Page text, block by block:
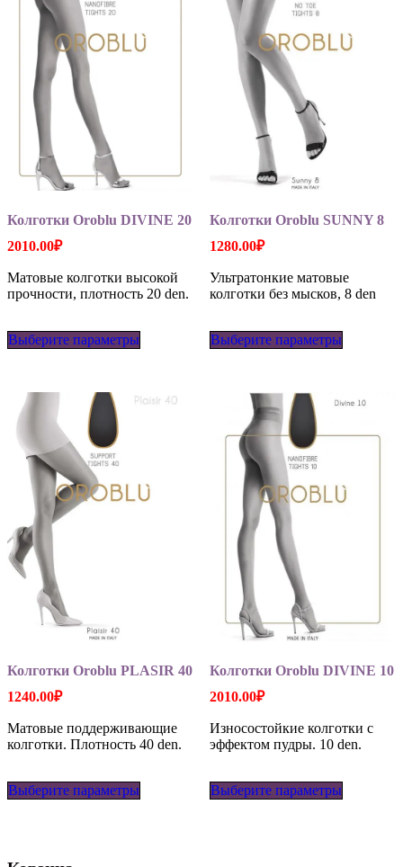
Колготки Oroblu DIVINE 20
2010.00₽
Матовые колготки высокой
прочности, плотность 20 den.
Выберите параметры
Опции
товара.
Колготки Oroblu SUNNY 8
1280.00₽
Ультратонкие матовые
колготки без мысков, 8 den
Выберите параметры
Опции
выбрать
товара.
Колготки Oroblu PLASIR 40
1240.00₽
Матовые поддерживающие
колготки. Плотность 40 den.
Выберите параметры
Колготки Oroblu DIVINE 10
2010.00₽
Износостойкие колготки с
эффектом пудры. 10 den.
Выберите параметры